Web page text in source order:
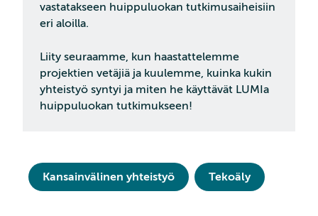
vastatakseen huippuluokan tutkimusaiheisiin
eri aloilla.
Liity seuraamme, kun haastattelemme
projektien vetäjiä ja kuulemme, kuinka kukin
yhteistyö syntyi ja miten he käyttävät LUMIa
huippuluokan tutkimukseen!
Kansainvälinen yhteistyö Tekoäly